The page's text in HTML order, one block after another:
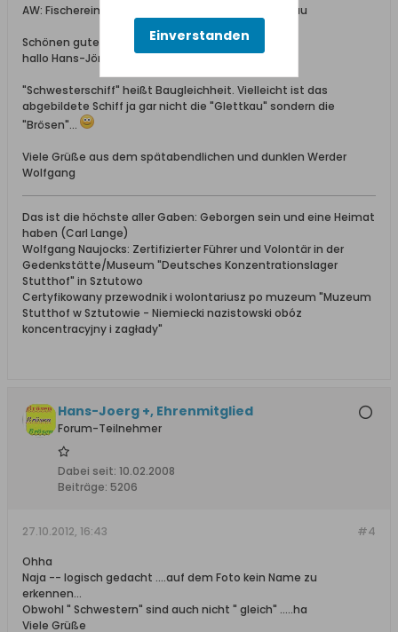
AW: Fischereimotorschiff / Minensuchboot Glettkau
Schönen guten Abend,
hallo Hans-Jörg,
"Schwesterschiff" heißt Baugleichheit. Vielleicht ist das
abgebildete Schiff ja gar nicht die "Glettkau" sondern die
"Brösen"...
Viele Grüße aus dem spätabendlichen und dunklen Werder
Wolfgang
Das ist die höchste aller Gaben: Geborgen sein und eine Heimat
haben (Carl Lange)
Wolfgang Naujocks: Zertifizierter Führer und Volontär in der
Gedenkstätte/Museum "Deutsches Konzentrationslager
Stutthof" in Sztutowo
Certyfikowany przewodnik i wolontariusz po muzeum "Muzeum
Stutthof w Sztutowie - Niemiecki nazistowski obóz
koncentracyjny i zagłady"
Hans-Joerg +, Ehrenmitglied
Forum-Teilnehmer
Dabei seit: 10.02.2008
Beiträge: 5206
#4
27.10.2012, 16:43
Ohha
Naja -- logisch gedacht ....auf dem Foto kein Name zu
erkennen...
Obwohl " Schwestern" sind auch nicht " gleich" .....ha
Viele Grüße
Einverstanden